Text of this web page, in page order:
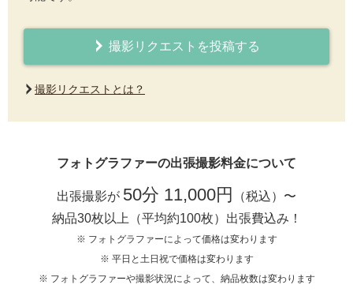
撮影リクエストを投稿する
撮影リクエストとは？
フォトグラファーの出張撮影料金について
出張撮影が 50分 11,000円
（税込）〜
納品30枚以上（平均約100枚）出張費込み！
※ フォトグラファーによって価格は変わります
※ 平日と土日祝で価格は変わります
※ フォトグラファーや撮影状況によって、納品枚数は変わります